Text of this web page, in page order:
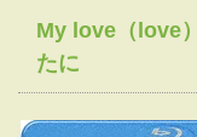
My love（love
たに